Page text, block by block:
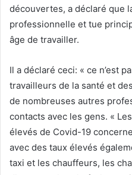
découvertes, a déclaré que
professionnelle et tue
âge de travailler.
Il a déclaré ceci: « ce n’est
travailleurs de la santé et
de nombreuses autres
contacts avec les gens. «
élevés de Covid-19
avec des taux élevés
taxi et les chauffeurs, les